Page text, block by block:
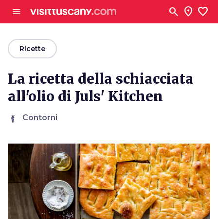
menu search location_on favorite
arrow_backRicette
La ricetta della schiacciata
all'olio di Juls' Kitchen
Contorni